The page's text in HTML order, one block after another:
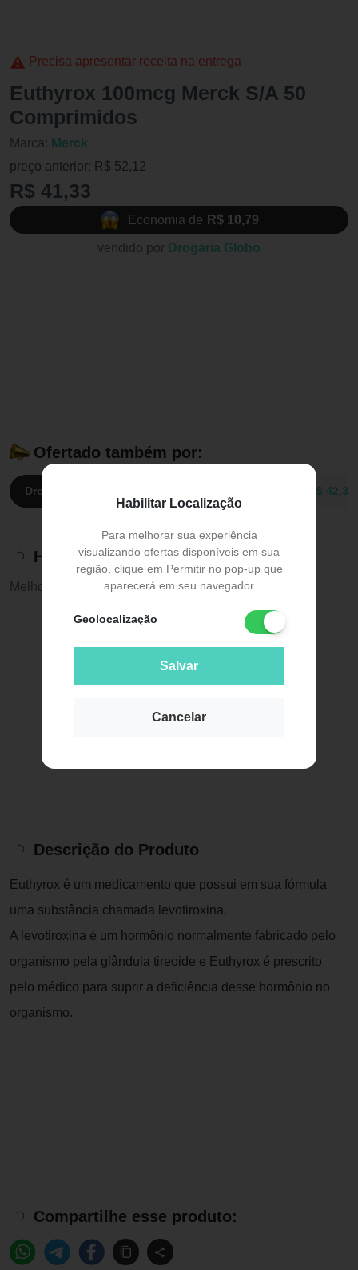
Habilitar Localização
Para melhorar sua experiência
visualizando ofertas disponíveis em sua
região, clique em Permitir no pop-up que
aparecerá em seu navegador
Geolocalização
Salvar
Cancelar
Precisa apresentar receita na entrega
Euthyrox 100mcg Merck S/A 50
Comprimidos
Marca: Merck
preço anterior: R$ 52,12
R$ 41,33
Economia de R$ 10,79
vendido por Drogaria Globo
Ofertado também por:
Drogaria Globo: R$ 42,36
Histórico de preços
Melhor preço: R$ 35,99
Descrição do Produto
Euthyrox é um medicamento que possui em sua fórmula
uma substância chamada levotiroxina.
A levotiroxina é um hormônio normalmente fabricado pelo
organismo pela glândula tireoide e Euthyrox é prescrito
pelo médico para suprir a deficiência desse hormônio no
organismo.
Compartilhe esse produto: